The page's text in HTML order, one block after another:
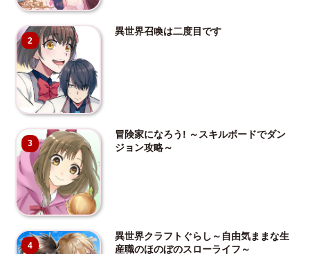
2
異世界召喚は二度目です
3
冒険家になろう! ～スキルボードでダン
ジョン攻略～
4
異世界クラフトぐらし～自由気ままな生
産職のほのぼのスローライフ～